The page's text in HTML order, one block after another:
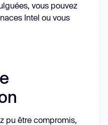
vous pouvez
Intel ou vous
pu être compromis,